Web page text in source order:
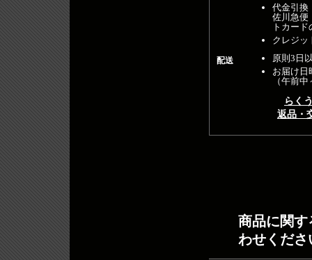
代金引換
佐川急便
トカー
クレジッ
配送
原則3日
お届け日
（午前
らく
返品・
商品に関す
わせくださ